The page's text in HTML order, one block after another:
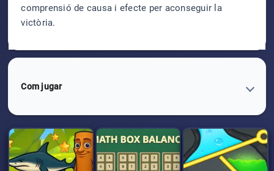
comprensió de causa i efecte per aconseguir la
victòria.
Com jugar